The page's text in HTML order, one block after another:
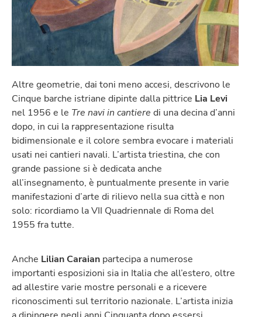
Altre geometrie, dai toni meno accesi, descrivono le
Cinque barche istriane dipinte dalla pittrice Lia Levi
nel 1956 e le Tre navi in cantiere di una decina d’anni
dopo, in cui la rappresentazione risulta
bidimensionale e il colore sembra evocare i materiali
usati nei cantieri navali. L’artista triestina, che con
grande passione si è dedicata anche
all’insegnamento, è puntualmente presente in varie
manifestazioni d’arte di rilievo nella sua città e non
solo: ricordiamo la VII Quadriennale di Roma del
1955 fra tutte.
Anche Lilian Caraian partecipa a numerose
importanti esposizioni sia in Italia che all’estero, oltre
ad allestire varie mostre personali e a ricevere
riconoscimenti sul territorio nazionale. L’artista inizia